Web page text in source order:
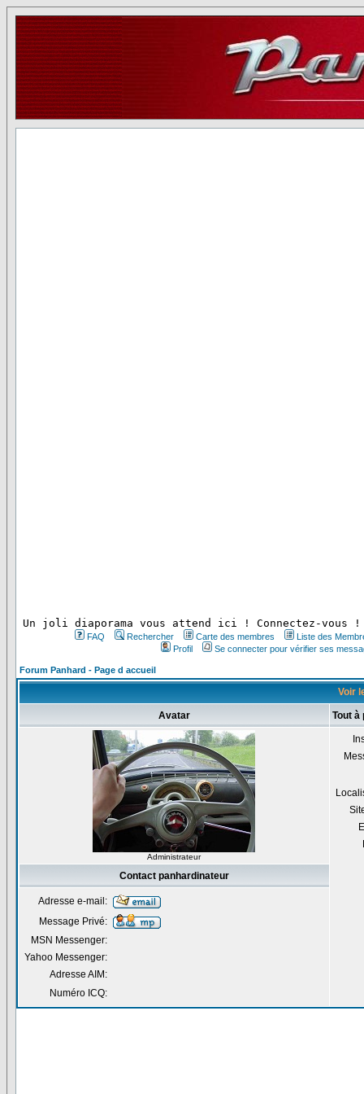
Un joli diaporama vous attend ici ! Connectez-vous !
FAQ Rechercher Carte des membres
Liste des
Profil
Se connecter pour vérifier ses
Forum Panhard - Page d accueil
Voir
Avatar Tout à
Administrateur
Contact panhardinateur
Adresse e-mail:
Message Privé:
MSN Messenger:
Yahoo Messenger:
Adresse AIM:
Numéro ICQ: